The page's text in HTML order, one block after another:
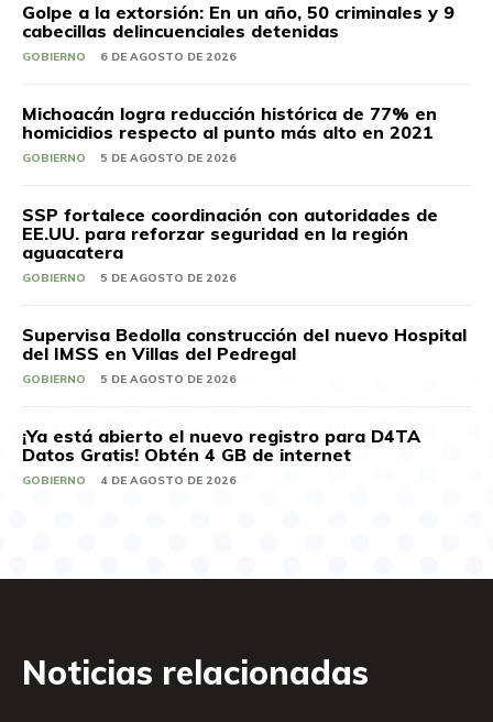
Golpe a la extorsión: En un año, 50 criminales y 9
cabecillas delincuenciales detenidas
GOBIERNO 6 DE AGOSTO DE 2026
Michoacán logra reducción histórica de 77% en
homicidios respecto al punto más alto en 2021
GOBIERNO 5 DE AGOSTO DE 2026
SSP fortalece coordinación con autoridades de
EE.UU. para reforzar seguridad en la región
aguacatera
GOBIERNO 5 DE AGOSTO DE 2026
Supervisa Bedolla construcción del nuevo Hospital
del IMSS en Villas del Pedregal
GOBIERNO 5 DE AGOSTO DE 2026
¡Ya está abierto el nuevo registro para D4TA
Datos Gratis! Obtén 4 GB de internet
GOBIERNO 4 DE AGOSTO DE 2026
Noticias relacionadas